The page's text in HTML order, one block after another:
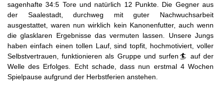
sagenhafte 34:5 Tore und natürlich 12 Punkte. Die Gegner aus
der Saalestadt, durchweg mit guter Nachwuchsarbeit
ausgestattet, waren nun wirklich kein Kanonenfutter, auch wenn
die glasklaren Ergebnisse das vermuten lassen. Unsere Jungs
haben einfach einen tollen Lauf, sind topfit, hochmotiviert, voller
Selbstvertrauen, funktionieren als Gruppe und surfen🏄 auf der
Welle des Erfolges. Echt schade, dass nun erstmal 4 Wochen
Spielpause aufgrund der Herbstferien anstehen.